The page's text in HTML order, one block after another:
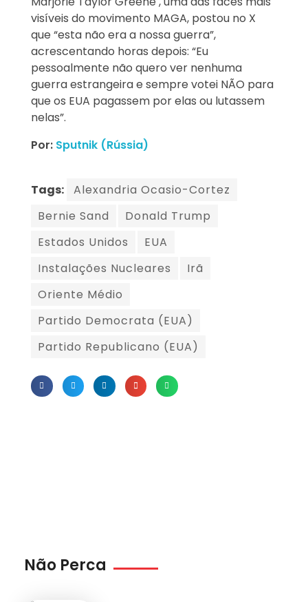
visíveis do movimento MAGA, postou no X
que “esta não era a nossa guerra”,
acrescentando horas depois: “Eu
pessoalmente não quero ver nenhuma
guerra estrangeira e sempre votei NÃO para
que os EUA pagassem por elas ou lutassem
nelas”.
Por: Sputnik (Rússia)
Tags:
Alexandria Ocasio-Cortez
Bernie Sand
Donald Trump
Estados Unidos
EUA
Instalações Nucleares
Irã
Oriente Médio
Partido Democrata (EUA)
Partido Republicano (EUA)
Não Perca